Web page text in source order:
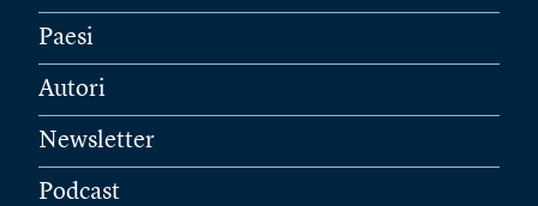
Paesi
Autori
Newsletter
Podcast